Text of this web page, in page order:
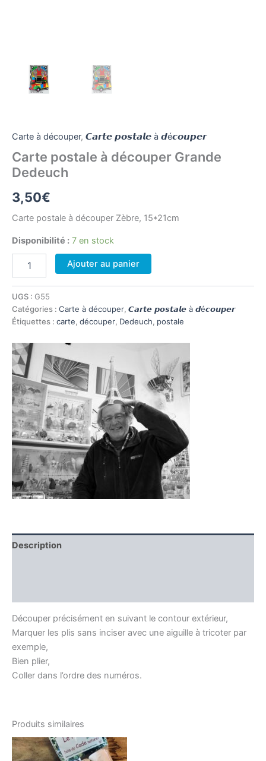
Carte à découper, 𝘾𝙖𝙧𝙩𝙚 𝙥𝙤𝙨𝙩𝙖𝙡𝙚 à 𝙙é𝙘𝙤𝙪𝙥𝙚𝙧
Carte postale à découper Grande
Dedeuch
3,50€
Carte postale à découper Zèbre, 15*21cm
Disponibilité : 7 en stock
postale
à
découper
Dedeuch
Ajouter au panier
UGS : G55
Catégories : Carte à découper, 𝘾𝙖𝙧𝙩𝙚 𝙥𝙤𝙨𝙩𝙖𝙡𝙚 à 𝙙é𝙘𝙤𝙪𝙥𝙚𝙧
Étiquettes : carte, découper, Dedeuch, postale
Description
Découper précisément en suivant le contour extérieur,
Marquer les plis sans inciser avec une aiguille à tricoter par
exemple,
Bien plier,
Coller dans l’ordre des numéros.
Produits similaires